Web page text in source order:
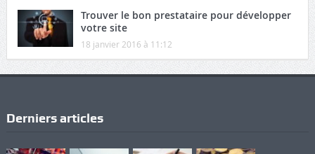
Trouver le bon prestataire pour développer
votre site
18 janvier 2016 à 11:12
Derniers articles